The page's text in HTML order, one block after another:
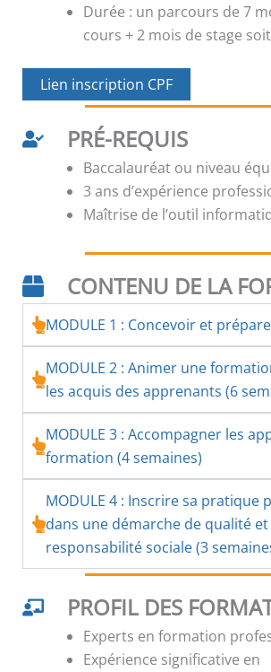
Durée : un parcours de 7
cours + 2 mois de stage
Lien inscription CPF
PRÉ-REQUIS
Baccalauréat ou niveau
3 ans d’expérience
Maîtrise de l’outil
CONTENU DE LA
MODULE 1 : Concevoir et
MODULE 2 : Animer une
les acquis des apprenants (6
MODULE 3 : Accompagner les
formation (4 semaines)
MODULE 4 : Inscrire sa pratique
dans une démarche de qualité
responsabilité sociale (3
PROFIL DES
Experts en formation
Expérience significative en